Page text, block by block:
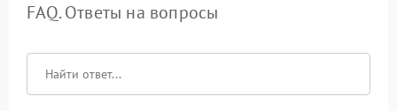
FAQ. Ответы на вопросы